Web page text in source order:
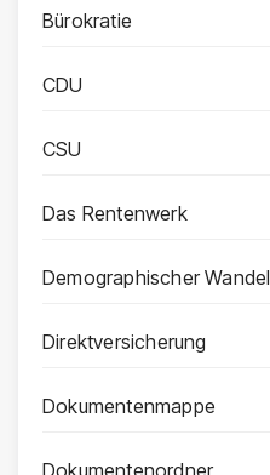
Bürokratie
CDU
CSU
Das Rentenwerk
Demographischer Wandel
Direktversicherung
Dokumentenmappe